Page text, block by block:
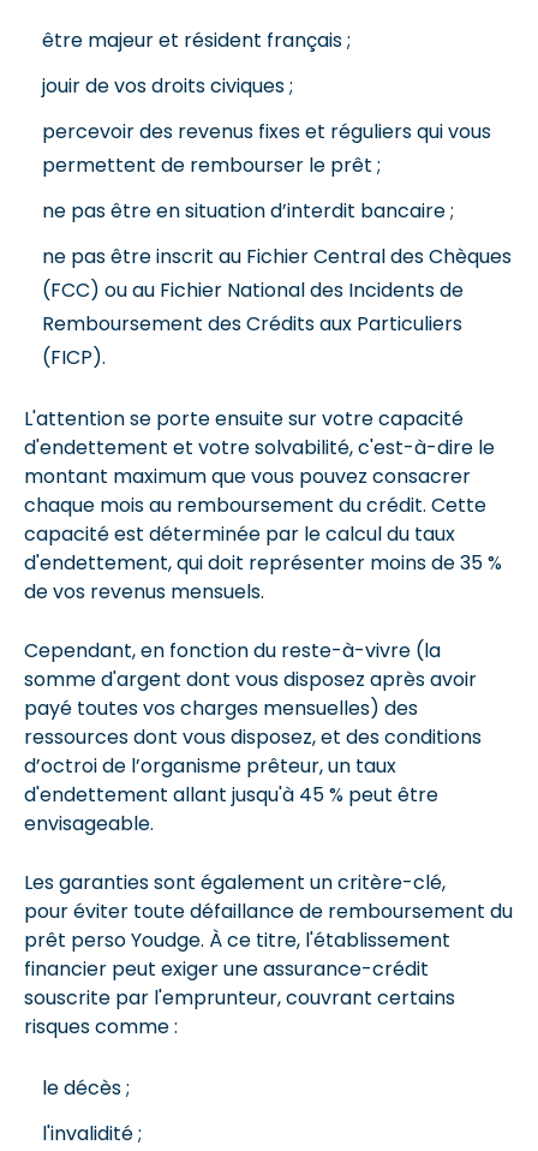
être majeur et résident français ;
jouir de vos droits civiques ;
percevoir des revenus fixes et réguliers qui vous
permettent de rembourser le prêt ;
ne pas être en situation d’interdit bancaire ;
ne pas être inscrit au Fichier Central des Chèques
(FCC) ou au Fichier National des Incidents de
Remboursement des Crédits aux Particuliers
(FICP).
L'attention se porte ensuite sur votre capacité
d'endettement et votre solvabilité, c'est-à-dire le
montant maximum que vous pouvez consacrer
chaque mois au remboursement du crédit. Cette
capacité est déterminée par le calcul du taux
d'endettement, qui doit représenter moins de 35 %
de vos revenus mensuels.
Cependant, en fonction du reste-à-vivre (la
somme d'argent dont vous disposez après avoir
payé toutes vos charges mensuelles) des
ressources dont vous disposez, et des conditions
d’octroi de l’organisme prêteur, un taux
d'endettement allant jusqu'à 45 % peut être
envisageable.
Les garanties sont également un critère-clé,
pour éviter toute défaillance de remboursement du
prêt perso Youdge. À ce titre, l'établissement
financier peut exiger une assurance-crédit
souscrite par l'emprunteur, couvrant certains
risques comme :
le décès ;
l'invalidité ;